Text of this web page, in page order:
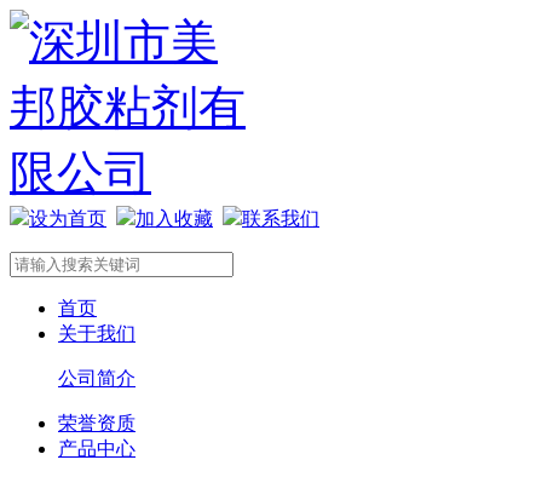
设为首页 加入收藏 联系我们
首页
关于我们
公司简介
荣誉资质
产品中心